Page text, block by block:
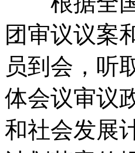
团审议议案
员到会 ， 听
体会议审议
和社会发展